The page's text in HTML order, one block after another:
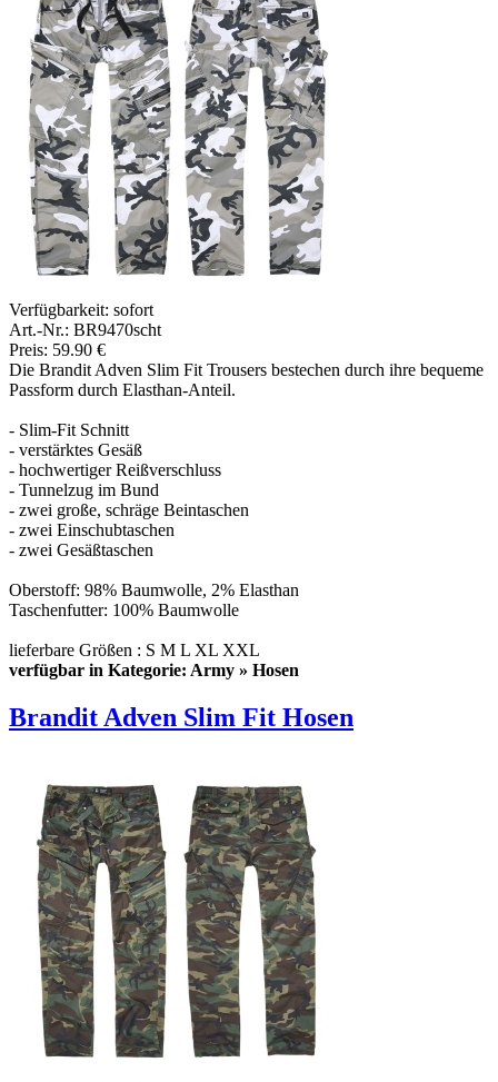
Verfügbarkeit: sofort
Art.-Nr.: BR9470scht
Preis: 59.90 €
Die Brandit Adven Slim Fit Trousers bestechen durch ihre bequeme
Passform durch Elasthan-Anteil.
- Slim-Fit Schnitt
- verstärktes Gesäß
- hochwertiger Reißverschluss
- Tunnelzug im Bund
- zwei große, schräge Beintaschen
- zwei Einschubtaschen
- zwei Gesäßtaschen
Oberstoff: 98% Baumwolle, 2% Elasthan
Taschenfutter: 100% Baumwolle
lieferbare Größen : S M L XL XXL
verfügbar in Kategorie: Army » Hosen
Brandit Adven Slim Fit Hosen